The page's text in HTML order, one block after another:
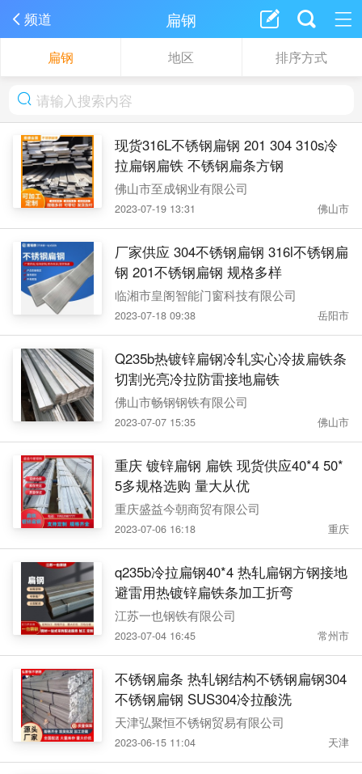
频道 扁钢
扁钢 地区 排序方式
现货316L不锈钢扁钢 201 304 310s冷
拉扁钢扁铁 不锈钢扁条方钢
佛山市至成钢业有限公司
2023-07-19 13:31 佛山市
厂家供应 304不锈钢扁钢 316l不锈钢扁
钢 201不锈钢扁钢 规格多样
临湘市皇阁智能门窗科技有限公司
2023-07-18 09:38 岳阳市
Q235b热镀锌扁钢冷轧实心冷拔扁铁条
切割光亮冷拉防雷接地扁铁
佛山市畅钢钢铁有限公司
2023-07-07 15:35 佛山市
重庆 镀锌扁钢 扁铁 现货供应40*4 50*
5多规格选购 量大从优
重庆盛益今朝商贸有限公司
2023-07-06 16:18 重庆
q235b冷拉扁钢40*4 热轧扁钢方钢接地
避雷用热镀锌扁铁条加工折弯
江苏一也钢铁有限公司
2023-07-04 16:45 常州市
不锈钢扁条 热轧钢结构不锈钢扁钢304
不锈钢扁钢 SUS304冷拉酸洗
天津弘聚恒不锈钢贸易有限公司
2023-06-15 11:04 天津